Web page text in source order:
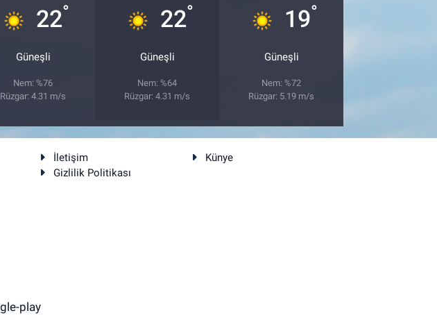
22°
Güneşli
Nem: %76
Rüzgar: 4.31 m/s
22°
Güneşli
Nem: %64
Rüzgar: 4.31 m/s
19°
Güneşli
Nem: %72
Rüzgar: 5.19 m/s
İletişim
Künye
Gizlilik Politikası